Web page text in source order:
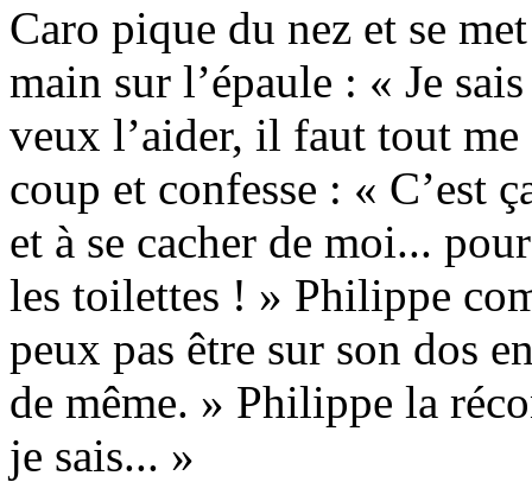
Caro pique du nez et se
main sur l’épaule : « Je
veux l’aider, il faut tout
coup et confesse : « C’est
et à se cacher de moi...
les toilettes ! » Philippe
peux pas être sur son dos
de même. » Philippe la
je sais... »